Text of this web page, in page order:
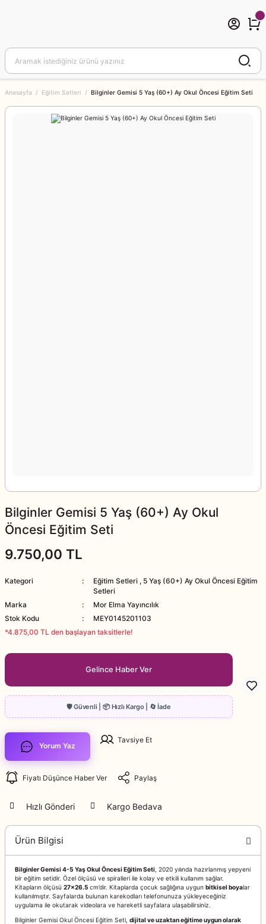
Anasayfa Eğitim Setleri Bilginler Gemisi 5 Yaş (60+) Ay Okul Öncesi Eğitim Seti
Bilginler Gemisi 5 Yaş (60+) Ay Okul
Öncesi Eğitim Seti
9.750,00 TL
Kategori Eğitim Setleri , 5 Yaş (60+) Ay Okul Öncesi Eğitim
Setleri
Marka
Mor Elma Yayıncılık
Stok Kodu
MEY0145201103
*4.875,00 TL den başlayan taksitlerle!
Gelince Haber Ver
Yorum Yaz
Tavsiye Et
Fiyatı Düşünce Haber Ver Paylaş
Hızlı Gönderi Kargo Bedava
Ürün Bilgisi
Bilginler Gemisi 4-5 Yaş Okul Öncesi Eğitim Seti , 2020 yılında hazırlanmış yepyeni
bir eğitim setidir. Özel ölçüsü ve spiralleri ile kolay ve etkili kullanım sağlar.
Kitapların ölçüsü 27x26.5 cm’dir. Kitaplarda çocuk sağlığına uygun bitkisel boyalar
kullanılmıştır. Sayfalarda bulunan karekodları telefonunuza yükleyeceğiniz
uygulama ile okutarak videolara ve hareketli sayfalara ulaşabilirsiniz.
Bilginler Gemisi Okul Öncesi Eğitim Seti, dijital ve uzaktan eğitime uygun olarak